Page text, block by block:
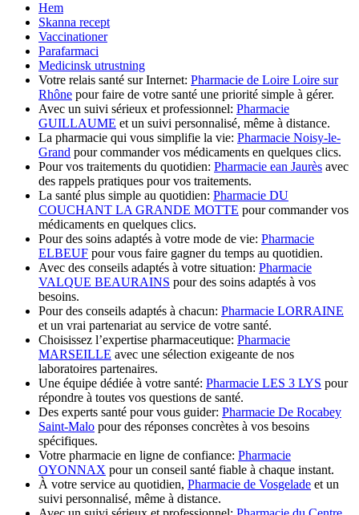
Hem
Skanna recept
Vaccinationer
Parafarmaci
Medicinsk utrustning
Votre relais santé sur Internet: Pharmacie de Loire Loire sur
Rhône pour faire de votre santé une priorité simple à gérer.
Avec un suivi sérieux et professionnel: Pharmacie
GUILLAUME et un suivi personnalisé, même à distance.
La pharmacie qui vous simplifie la vie: Pharmacie Noisy-le-
Grand pour commander vos médicaments en quelques clics.
Pour vos traitements du quotidien: Pharmacie ean Jaurès avec
des rappels pratiques pour vos traitements.
La santé plus simple au quotidien: Pharmacie DU
COUCHANT LA GRANDE MOTTE pour commander vos
médicaments en quelques clics.
Pour des soins adaptés à votre mode de vie: Pharmacie
ELBEUF pour vous faire gagner du temps au quotidien.
Avec des conseils adaptés à votre situation: Pharmacie
VALQUE BEAURAINS pour des soins adaptés à vos
besoins.
Pour des conseils adaptés à chacun: Pharmacie LORRAINE
et un vrai partenariat au service de votre santé.
Choisissez l’expertise pharmaceutique: Pharmacie
MARSEILLE avec une sélection exigeante de nos
laboratoires partenaires.
Une équipe dédiée à votre santé: Pharmacie LES 3 LYS pour
répondre à toutes vos questions de santé.
Des experts santé pour vous guider: Pharmacie De Rocabey
Saint-Malo pour des réponses concrètes à vos besoins
spécifiques.
Votre pharmacie en ligne de confiance: Pharmacie
OYONNAX pour un conseil santé fiable à chaque instant.
À votre service au quotidien, Pharmacie de Vosgelade et un
suivi personnalisé, même à distance.